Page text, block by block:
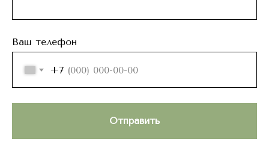
Ваш телефон
+7
Отправить